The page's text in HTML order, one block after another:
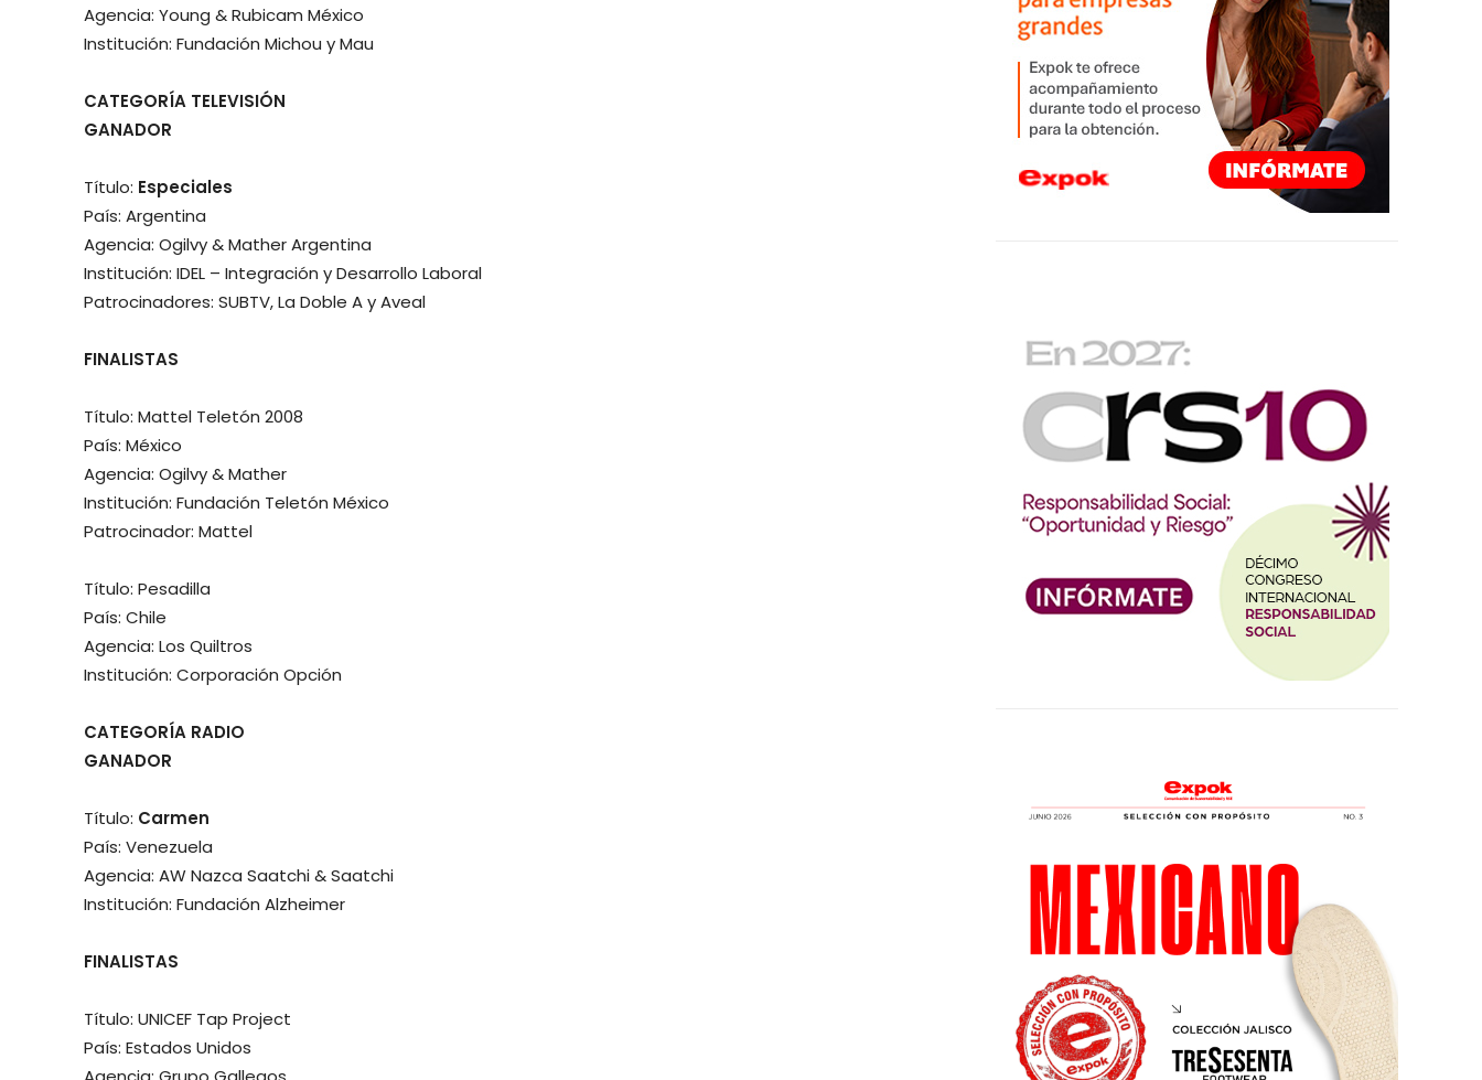
Agencia: Young & Rubicam México
Institución: Fundación Michou y Mau
CATEGORÍA TELEVISIÓN
GANADOR
Título: Especiales
País: Argentina
Agencia: Ogilvy & Mather Argentina
Institución: IDEL – Integración y Desarrollo Laboral
Patrocinadores: SUBTV, La Doble A y Aveal
FINALISTAS
Título: Mattel Teletón 2008
País: México
Agencia: Ogilvy & Mather
Institución: Fundación Teletón México
Patrocinador: Mattel
Título: Pesadilla
País: Chile
Agencia: Los Quiltros
Institución: Corporación Opción
CATEGORÍA RADIO
GANADOR
Título: Carmen
País: Venezuela
Agencia: AW Nazca Saatchi & Saatchi
Institución: Fundación Alzheimer
FINALISTAS
Título: UNICEF Tap Project
País: Estados Unidos